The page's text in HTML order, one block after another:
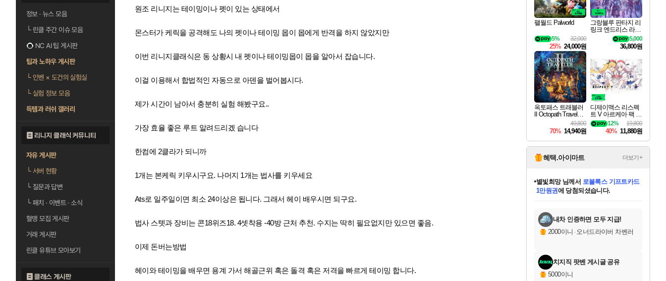
정보 · 뉴스 모음
└린클 주간 이슈 모음
NC AI 팁 게시판
팁과 노하우 게시판
└인벤 × 도건의 실험실
└실험 정보 모음
득템과 러쉬 갤러리
리니지 클래식 커뮤니티
자유 게시판
└서버 현황
└질문과 답변
└패치 · 이벤트 · 소식
혈맹 모집 게시판
거래 게시판
린클 유튜브 모아보기
클래스 게시판
원조 리니지는 테이밍이나 펫이 있는 상태에서
몬스터가 케릭을 공격해도 나의 펫이나 테이밍 몹이 몹에게 반격을 하지 않았지만
이번 리니지클래식은 동 상황시 내 펫이나 테이밍몹이 몹을 알아서 잡습니다.
이걸 이용해서 합법적인 자동으로 아덴을 벌어봅시다.
제가 시간이 남아서 충분히 실험 해봤구요..
가장 효율 좋은 루트 알려드리겠 습니다
한컴에 2클라가 되니까
1개는 본케릭 키우시구요. 나머지 1개는 법사를 키우세요
Ats로 일주일이면 최소 24이상은 됩니다. 그래서 헤이 배우시면 되구요.
법사 스텟과 장비는 콘18위즈18. 4셋착용 -40방 근처 추천. 수지는 딱히 필요없지만 있으면 좋음.
이제 돈버는방법
헤이와 테이밍을 배우면 용계 가서 해골근위 혹은 돌격 혹은 저격을 빠르게 테이밍 합니다.
팰월드 Palworld
32,000
5%
25% 24,000원
그랑블루 판타지 리
링크 엔드리스 라그
나로크 업그레이드
킷 Granblue Fantasy
Relink Endless Ragn
C
5,000
36,800원
옥토패스 트래블러
II Octopath Traveler I
49,800
70% 14,940원
디제이맥스 리스펙
트 V 아르케아 팩 D
JMAX RESPECT V
Arcaea Pack DLC
19,800
12%
40% 11,880원
혜택.아이마트 더보기+
교환.
당첨되셨습니다.
당첨되셨습니다.
당첨되셨습니다.
별빛희망님께서 로블록스 기프트카드
1만원권에 당첨되셨습니다.
당첨되셨습니다.
당첨되셨습니다.
당첨되셨습니다.
당첨되셨습니다.
에디션 (스팀코드)를 교환.
당첨되셨습니다.
내차 인증하면 모두 지급!
2000이니 · 오너드라이버 차벤러
치지직 팟벤 게시글 공유
5000이니